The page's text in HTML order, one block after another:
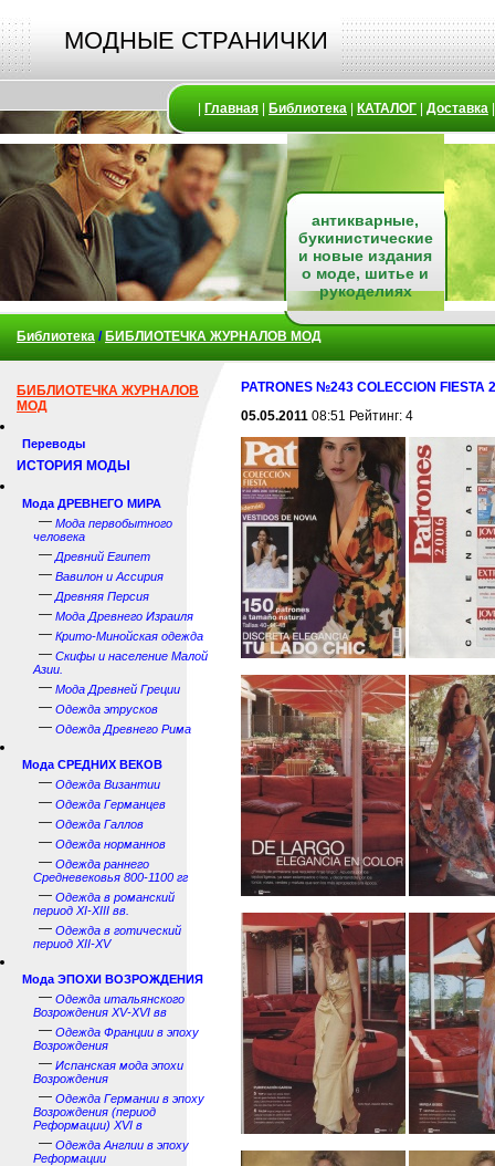
МОДНЫЕ СТРАНИЧКИ
Главная Библиотека КАТАЛОГ Доставка
антикварные,
букинистические
и новые издания
о моде, шитье и
рукоделиях
Библиотека / БИБЛИОТЕЧКА ЖУРНАЛОВ МОД
БИБЛИОТЕЧКА ЖУРНАЛОВ
МОД
Переводы
ИСТОРИЯ МОДЫ
Мода ДРЕВНЕГО МИРА
— Мода первобытного
человека
— Древний Египет
— Вавилон и Ассирия
— Древняя Персия
— Мода Древнего Израиля
— Крито-Минойская одежда
— Скифы и население Малой
Азии.
— Мода Древней Греции
— Одежда этрусков
— Одежда Древнего Рима
Мода СРЕДНИХ ВЕКОВ
— Одежда Византии
— Одежда Германцев
— Одежда Галлов
— Одежда норманнов
— Одежда раннего
Средневековья 800-1100 гг
— Одежда в романский
период XI-XIII вв.
— Одежда в готический
период XII-XV
Мода ЭПОХИ ВОЗРОЖДЕНИЯ
— Одежда итальянского
Возрождения XV-XVI вв
— Одежда Франции в эпоху
Возрождения
— Испанская мода эпохи
Возрождения
— Одежда Германии в эпоху
Возрождения (период
Реформации) XVI в
— Одежда Англии в эпоху
Реформации
PATRONES №243 COLECCION FIESTA
05.05.2011 08:51 Рейтинг: 4